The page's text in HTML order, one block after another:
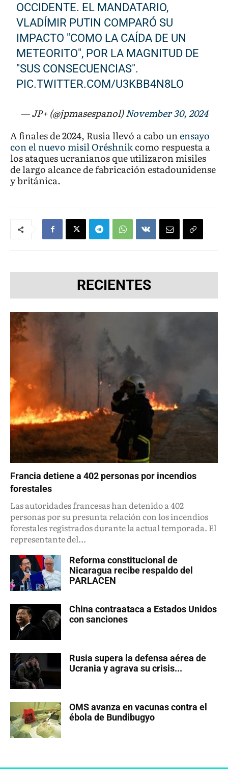
OCCIDENTE. EL MANDATARIO,
VLADÍMIR PUTIN COMPARÓ SU
IMPACTO "COMO LA CAÍDA DE UN
METEORITO", POR LA MAGNITUD DE
"SUS CONSECUENCIAS".
PIC.TWITTER.COM/U3KBB4N8LO
— JP+ (@jpmasespanol)November 30, 2024
A finales de 2024, Rusia llevó a cabo unensayo
con el nuevo misil Oréshnikcomo respuesta a
los ataques ucranianos que utilizaron misiles
de largo alcance de fabricación estadounidense
y británica.
RECIENTES
Francia detiene a 402 personas por incendios
forestales
Las autoridades francesas han detenido a 402
personas por su presunta relación con los incendios
forestales registrados durante la actual temporada. El
representante del...
Reforma constitucional de
Nicaragua recibe respaldo del
PARLACEN
China contraataca a Estados Unidos
con sanciones
Rusia supera la defensa aérea de
Ucrania y agrava su crisis...
OMS avanza en vacunas contra el
ébola de Bundibugyo